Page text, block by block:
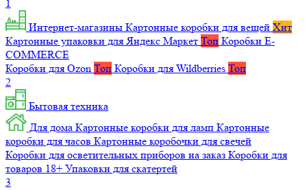
1
Интернет-магазины Картонные коробки для вещей Хит
Картонные упаковки для Яндекс Маркет Топ Коробки E-
COMMERCE
Коробки для Ozon Топ Коробки для Wildberries Топ
2
Бытовая техника
Для дома Картонные коробки для ламп Картонные
коробки для часов Картонные коробочки для свечей
Коробки для осветительных приборов на заказ Коробки для
товаров 18+ Упаковки для скатертей
3